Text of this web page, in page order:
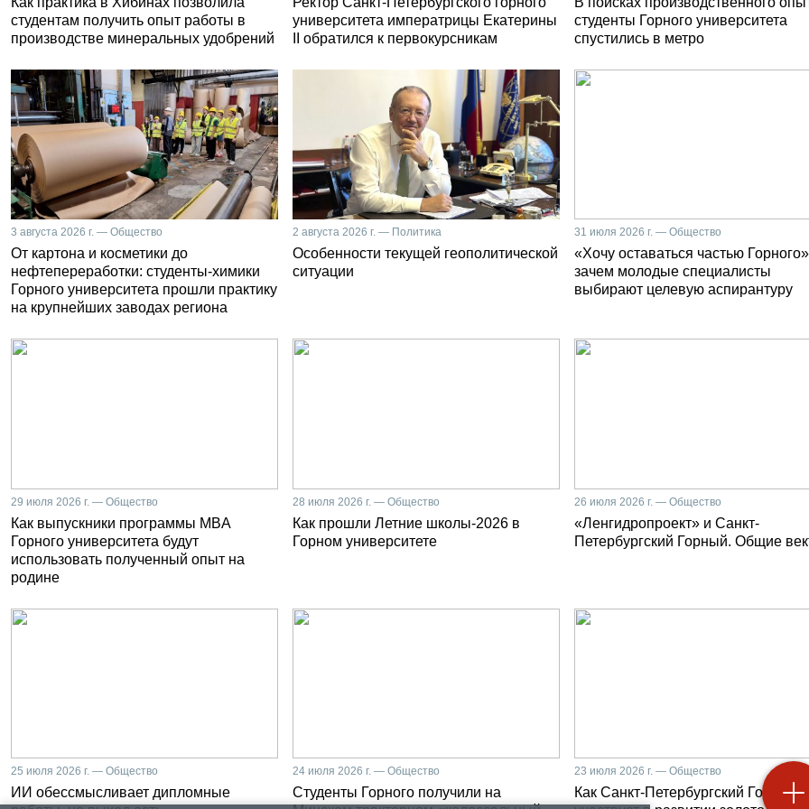
студентам получить опыт работы в
производстве минеральных удобрений
университета императрицы Екатерины
II обратился к первокурсникам
студенты Горного университета
спустились в метро
3 августа 2026 г. — Общество
От картона и косметики до
нефтепереработки: студенты-химики
Горного университета прошли практику
на крупнейших заводах региона
2 августа 2026 г. — Политика
Особенности текущей геополитической
ситуации
31 июля 2026 г. — Общество
«Хочу оставаться частью
зачем молодые специалисты
выбирают целевую аспирантуру
29 июля 2026 г. — Общество
Как выпускники программы MBA
Горного университета будут
использовать полученный опыт на
родине
28 июля 2026 г. — Общество
Как прошли Летние школы-2026 в
Горном университете
26 июля 2026 г. — Общество
«Ленгидропроект» и Санкт-
Петербургский Горный. Общие
25 июля 2026 г. — Общество
ИИ обессмысливает дипломные
24 июля 2026 г. — Общество
Студенты Горного получили на
23 июля 2026 г. — Общество
Как Санкт-Петербургский Горный